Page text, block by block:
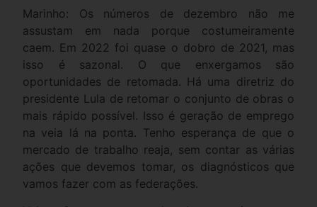
Marinho: Os números de dezembro não me
assustam em nada porque costumeiramente
caem. Em 2022 foi quase o dobro de 2021, mas
isso é sazonal. O que enxergamos são
oportunidades de retomada. Há uma diretriz do
presidente Lula de retomar o conjunto de obras o
mais rápido possível. Isso é geração de emprego
na veia lá na ponta. Tenho esperança de que o
mercado de trabalho reaja, sem contar as várias
ações que devemos tomar, os diagnósticos que
vamos fazer com as federações.